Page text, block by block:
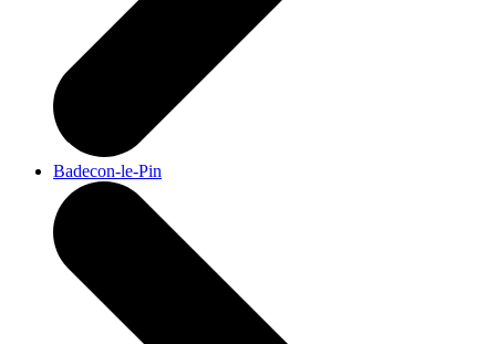
Badecon-le-Pin